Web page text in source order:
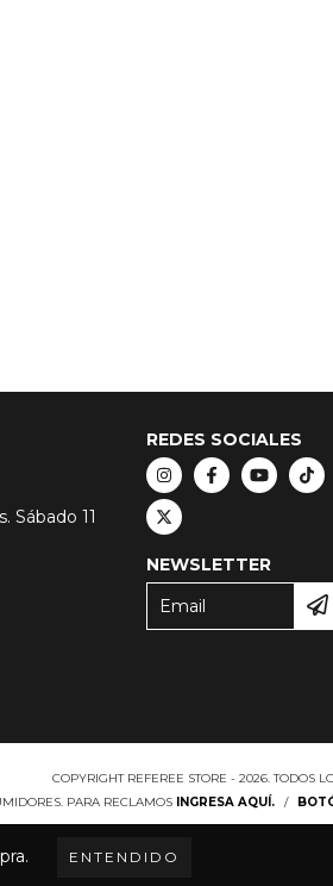
ENTENDIDO
Sábado 11
REDES SOCIALES
NEWSLETTER
COPYRIGHT REFEREE STORE - 2026. TODOS
PARA RECLAMOS
INGRESA AQUÍ. /